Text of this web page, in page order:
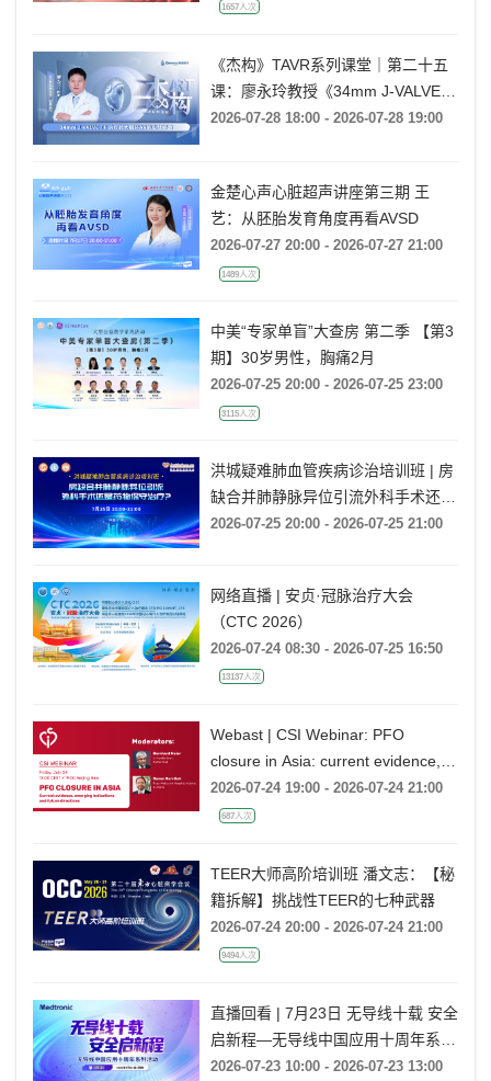
1657人次
《杰构》TAVR系列课堂｜第二十五
课：廖永玲教授《34mm J-VALVE
TF 治疗超大瓣环AR的实战经验》
2026-07-28 18:00 - 2026-07-28 19:00
金楚心声心脏超声讲座第三期 王
艺：从胚胎发育角度再看AVSD
2026-07-27 20:00 - 2026-07-27 21:00
1489人次
中美“专家单盲”大查房 第二季 【第3
期】30岁男性，胸痛2月
2026-07-25 20:00 - 2026-07-25 23:00
3115人次
洪城疑难肺血管疾病诊治培训班 | 房
缺合并肺静脉异位引流外科手术还是
药物保守治疗?
2026-07-25 20:00 - 2026-07-25 21:00
网络直播 | 安贞·冠脉治疗大会
（CTC 2026）
2026-07-24 08:30 - 2026-07-25 16:50
13137人次
Webast | CSI Webinar: PFO
closure in Asia: current evidence,
emerging indications and future
directions
2026-07-24 19:00 - 2026-07-24 21:00
687人次
TEER大师高阶培训班 潘文志：【秘
籍拆解】挑战性TEER的七种武器
2026-07-24 20:00 - 2026-07-24 21:00
9494人次
直播回看 | 7月23日 无导线十载 安全
启新程—无导线中国应用十周年系列
活动
2026-07-23 10:00 - 2026-07-23 13:00